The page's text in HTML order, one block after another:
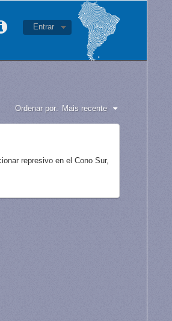
Entrar
Ordenar por: Mais recente
represivo en el Cono Sur,